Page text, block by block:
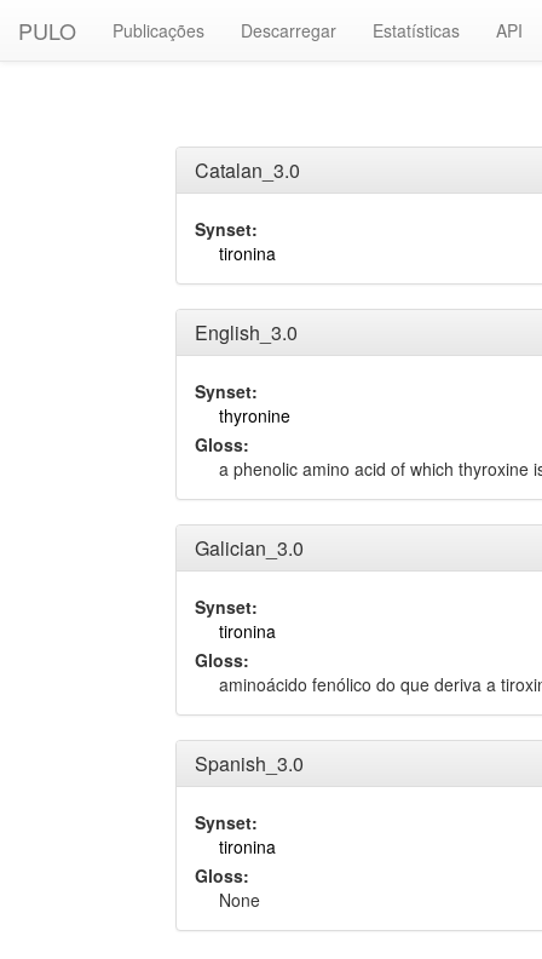
PULO Publicações Descarregar Estatísticas API
Catalan_3.0
Synset:
tironina
English_3.0
Synset:
thyronine
Gloss:
a phenolic amino acid of which thyroxine
Galician_3.0
Synset:
tironina
Gloss:
aminoácido fenólico do que deriva a
Spanish_3.0
Synset:
tironina
Gloss:
None